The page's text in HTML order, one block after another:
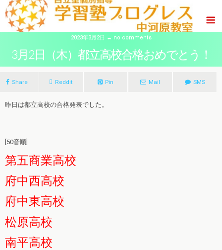
2023年3月2日 ↔ no comments
3月2日（木）都立高校合格おめでとう！
Share Reddit Pin Mail SMS
昨日は都立高校の合格発表でした。
[50音順]
第五商業高校
府中西高校
府中東高校
松原高校
南平高校